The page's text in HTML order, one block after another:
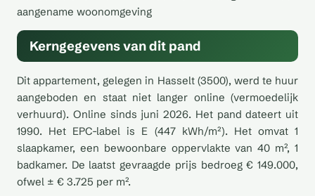
aangename woonomgeving
Kerngegevens van dit pand
Dit appartement, gelegen in Hasselt (3500), werd te huur
aangeboden en staat niet langer online (vermoedelijk
verhuurd). Online sinds juni 2026. Het pand dateert uit
1990. Het EPC-label is E (447 kWh/m²). Het omvat 1
slaapkamer, een bewoonbare oppervlakte van 40 m², 1
badkamer. De laatst gevraagde prijs bedroeg € 149.000,
ofwel ± € 3.725 per m².